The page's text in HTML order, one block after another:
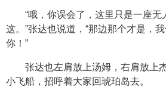
“哦，你误会了，这里只是一座无
这。”张达也说道，“那边那个才是，
你！”
张达也左肩放上汤姆，右肩放上
小飞船，招呼着大家回琥珀岛去。